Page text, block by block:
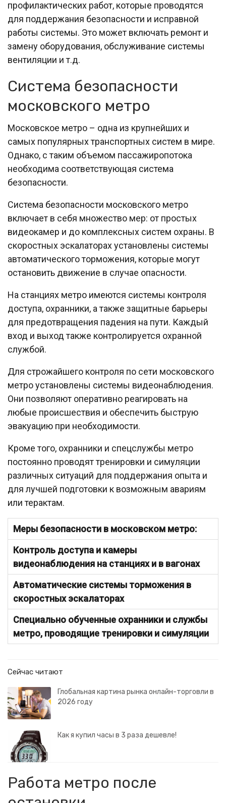
профилактических работ, которые проводятся
для поддержания безопасности и исправной
работы системы. Это может включать ремонт и
замену оборудования, обслуживание системы
вентиляции и т.д.
Система безопасности
московского метро
Московское метро – одна из крупнейших и
самых популярных транспортных систем в мире.
Однако, с таким объемом пассажиропотока
необходима соответствующая система
безопасности.
Система безопасности московского метро
включает в себя множество мер: от простых
видеокамер и до комплексных систем охраны. В
скоростных эскалаторах установлены системы
автоматического торможения, которые могут
остановить движение в случае опасности.
На станциях метро имеются системы контроля
доступа, охранники, а также защитные барьеры
для предотвращения падения на пути. Каждый
вход и выход также контролируется охранной
службой.
Для строжайшего контроля по сети московского
метро установлены системы видеонаблюдения.
Они позволяют оперативно реагировать на
любые происшествия и обеспечить быструю
эвакуацию при необходимости.
Кроме того, охранники и спецслужбы метро
постоянно проводят тренировки и симуляции
различных ситуаций для поддержания опыта и
для лучшей подготовки к возможным авариям
или терактам.
Меры безопасности в московском метро:
Контроль доступа и камеры
видеонаблюдения на станциях и в вагонах
Автоматические системы торможения в
скоростных эскалаторах
Специально обученные охранники и службы
метро, проводящие тренировки и симуляции
Сейчас читают
Глобальная картина рынка онлайн-торговли в
2026 году
Как я купил часы в 3 раза дешевле!
Работа метро после